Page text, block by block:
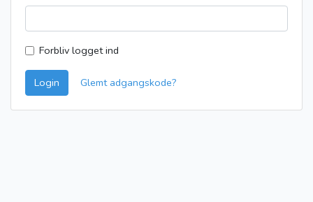
Forbliv logget ind
Login Glemt adgangskode?